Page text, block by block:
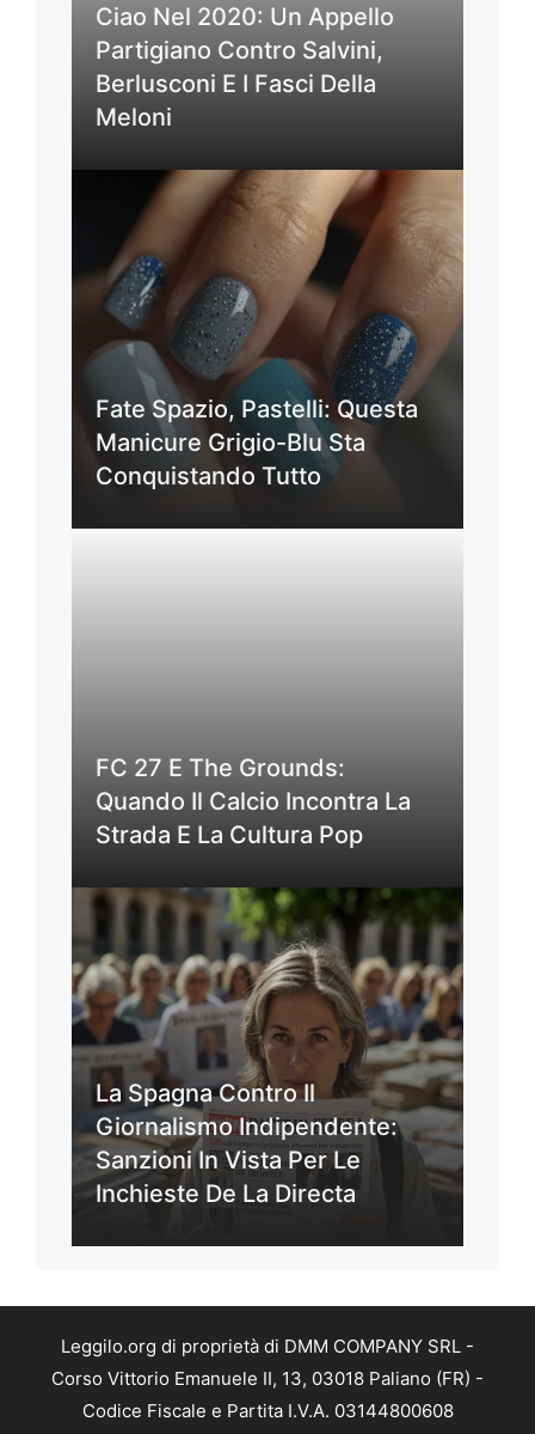
Ciao Nel 2020: Un Appello
Partigiano Contro Salvini,
Berlusconi E I Fasci Della
Meloni
Fate Spazio, Pastelli: Questa
Manicure Grigio-Blu Sta
Conquistando Tutto
FC 27 E The Grounds:
Quando Il Calcio Incontra La
Strada E La Cultura Pop
La Spagna Contro Il
Giornalismo Indipendente:
Sanzioni In Vista Per Le
Inchieste De La Directa
Leggilo.org di proprietà di DMM COMPANY SRL -
Corso Vittorio Emanuele II, 13, 03018 Paliano (FR) -
Codice Fiscale e Partita I.V.A. 03144800608